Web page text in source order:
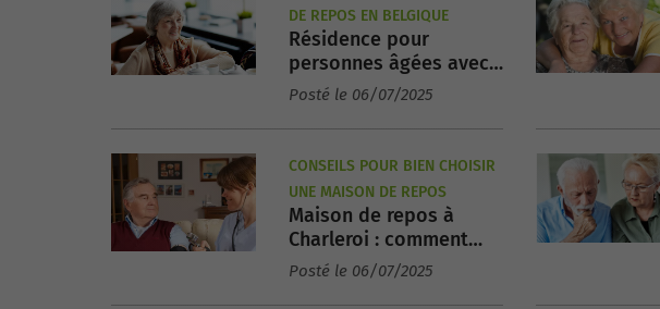
DE REPOS EN BELGIQUE
Résidence pour
personnes âgées avec
soins 24h/24 : où
Posté le 06/07/2025
CONSEILS POUR BIEN CHOISIR
UNE MAISON DE REPOS
Maison de repos à
Charleroi : comment
choisir ?
Posté le 06/07/2025